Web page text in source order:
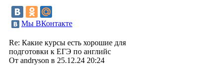
Мы ВКонтакте
Re: Какие курсы есть хорошие для
подготовки к ЕГЭ по английс
От andryson в 25.12.24 20:24